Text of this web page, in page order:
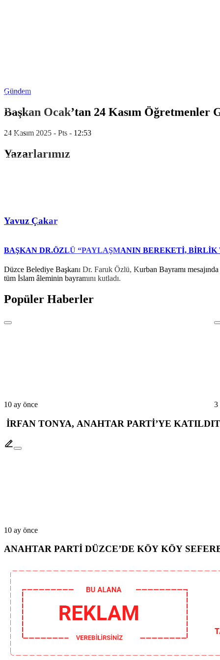
Batman
Bartın
Ardahan
Yalova
Kilis
Osmaniye
Gündem
Başkan Ocak’tan 24 Kasım Öğretmenler
24 Kasım 2025 - Pts - 12:53
Yazarlarımız
Yavuz Çakar
BAŞKAN DR.ÖZLÜ “PAYLAŞMANIN BEREKETİ,
Düzce Belediye Başkanı Dr. Faruk Özlü, Kurban Bayramı
tüm İslam âleminin bayramını kutladı.
Popüler Haberler
10 ay önce
İRFAN TONYA, ANAHTAR PARTİ’YE KATILDI
3
10 ay önce
ANAHTAR PARTİ DÜZCE’DE KÖY KÖY